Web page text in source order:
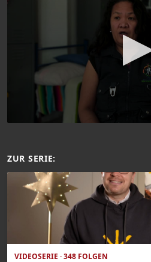
ZUR SERIE:
VIDEOSERIE · 348 FOLGEN